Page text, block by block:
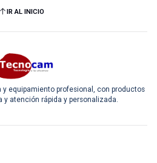
IR AL INICIO
equipamiento profesional, con productos
y atención rápida y personalizada.